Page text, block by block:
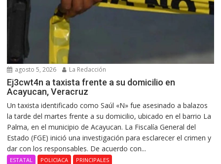
agosto 5, 2026 La Redacción
Ej3cwt4n a taxista frente a su domicilio en
Acayucan, Veracruz
Un taxista identificado como Saúl «N» fue asesinado a balazos
la tarde del martes frente a su domicilio, ubicado en el barrio La
Palma, en el municipio de Acayucan. La Fiscalía General del
Estado (FGE) inició una investigación para esclarecer el crimen y
dar con los responsables. De acuerdo con...
ESTATAL POLICIACA PRINCIPALES